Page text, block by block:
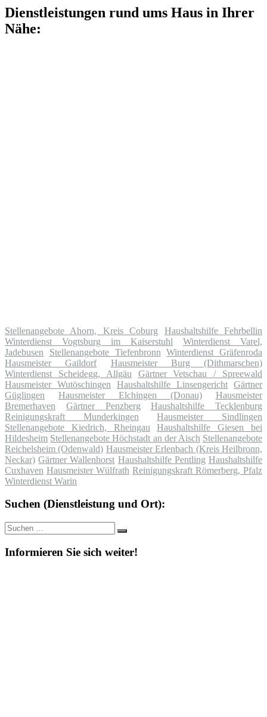
Dienstleistungen rund ums Haus in Ihrer
Nähe:
Stellenangebote Ahorn, Kreis Coburg
Haushaltshilfe Fehrbellin
Winterdienst Vogtsburg im Kaiserstuhl
Winterdienst Varel,
Jadebusen
Stellenangebote Tiefenbronn
Winterdienst Gräfenroda
Hausmeister Gaildorf
Hausmeister Burg (Dithmarschen)
Winterdienst Scheidegg, Allgäu
Gärtner Vetschau / Spreewald
Hausmeister Wutöschingen
Haushaltshilfe Linsengericht Gärtner
Güglingen
Hausmeister Elchingen (Donau)
Hausmeister
Bremerhaven
Gärtner Penzberg
Haushaltshilfe Tecklenburg
Reinigungskraft Munderkingen
Hausmeister Sindlingen
Stellenangebote Kiedrich, Rheingau
Haushaltshilfe Giesen bei
Hildesheim Stellenangebote Höchstadt an der Aisch Stellenangebote
Reichelsheim (Odenwald) Hausmeister Erlenbach (Kreis Heilbronn,
Neckar) Gärtner Wallenhorst Haushaltshilfe Pentling Haushaltshilfe
Cuxhaven Hausmeister Wülfrath Reinigungskraft Römerberg, Pfalz
Winterdienst Warin
Suchen (Dienstleistung und Ort):
Suche
nach:
Suchen
Informieren Sie sich weiter!